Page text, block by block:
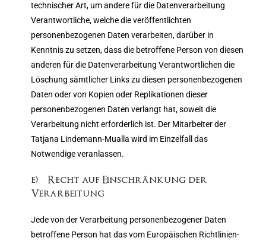
technischer Art, um andere für die Datenverarbeitung
Verantwortliche, welche die veröffentlichten
personenbezogenen Daten verarbeiten, darüber in
Kenntnis zu setzen, dass die betroffene Person von diesen
anderen für die Datenverarbeitung Verantwortlichen die
Löschung sämtlicher Links zu diesen personenbezogenen
Daten oder von Kopien oder Replikationen dieser
personenbezogenen Daten verlangt hat, soweit die
Verarbeitung nicht erforderlich ist. Der Mitarbeiter der
Tatjana Lindemann-Mualla wird im Einzelfall das
Notwendige veranlassen.
e) Recht auf Einschränkung der
Verarbeitung
Jede von der Verarbeitung personenbezogener Daten
betroffene Person hat das vom Europäischen Richtlinien-